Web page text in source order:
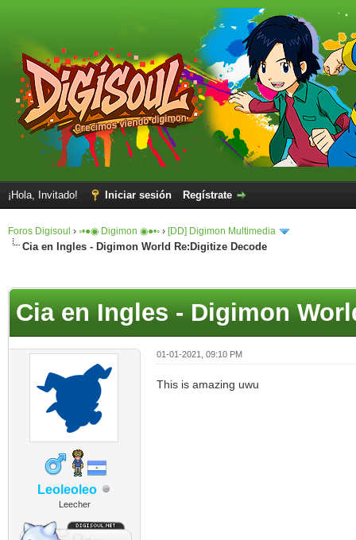
¡Hola, Invitado! Iniciar sesión Regístrate
Foros Digisoul › ◦•●◉ Digimon ◉●•◦ › [DD] Digimon Multimedia
Cia en Ingles - Digimon World Re:Digitize Decode
Cia en Ingles - Digimon
Leoleoleo
Leecher
01-01-2021, 09:10 PM
This is amazing uwu